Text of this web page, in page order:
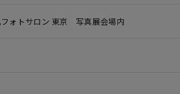
フォトサロン 東京 写真展会場内